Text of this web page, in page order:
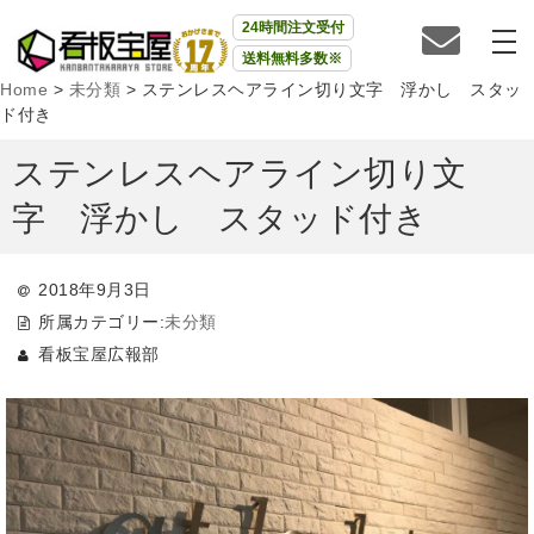
24時間注文受付
送料無料多数※
Home > 未分類 > ステンレスヘアライン切り文字 浮かし スタッ
ド付き
ステンレスヘアライン切り文
字 浮かし スタッド付き
2018年9月3日
所属カテゴリー:未分類
看板宝屋広報部